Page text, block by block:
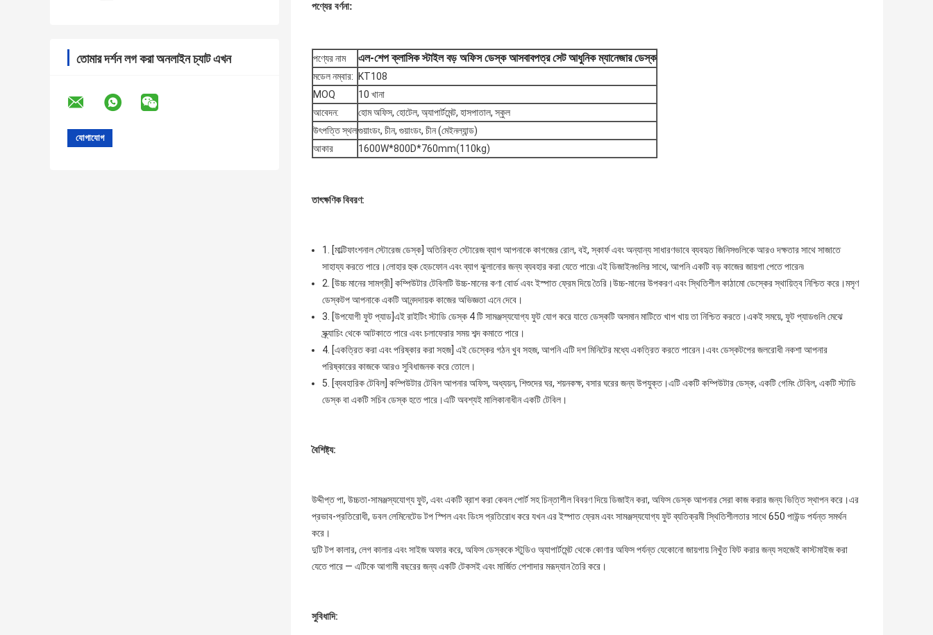
তোমার দর্শন লগ করা অনলাইন চ্যাট এখন
পণ্যের বর্ণনা:
পণ্যের নাম এল-শেপ ক্লাসিক স্টাইল বড় অফিস ডেস্ক আসবাবপত্র সেট আধুনিক ম্যানেজার ডেস্ক
মডেল নম্বার:
KT108
MOQ
10 খানা
আবেদন:
হোম অফিস, হোটেল, অ্যাপার্টমেন্ট, হাসপাতাল, স্কুল
উৎপত্তি স্থলগুয়াংডং, চীন, গুয়াংডং, চীন (মেইনল্যান্ড)
আকার
1600W*800D*760mm(110kg)
তাৎক্ষণিক বিবরণ:
1. [মাল্টিফাংশনাল স্টোরেজ ডেস্ক] অতিরিক্ত স্টোরেজ ব্যাগ আপনাকে কাগজের রোল, বই, স্কার্ফ এবং অন্যান্য সাধারণভাবে ব্যবহৃত জিনিসগুলিকে আরও দক্ষতার সাথে সাজাতে
সাহায্য করতে পারে।লোহার হুক হেডফোন এবং ব্যাগ ঝুলানোর জন্য ব্যবহার করা যেতে পারে৷ এই ডিজাইনগুলির সাথে, আপনি একটি বড় কাজের জায়গা পেতে পারেন৷
2. [উচ্চ মানের সামগ্রী] কম্পিউটার টেবিলটি উচ্চ-মানের কণা বোর্ড এবং ইস্পাত ফ্রেম দিয়ে তৈরি।উচ্চ-মানের উপকরণ এবং স্থিতিশীল কাঠামো ডেস্কের স্থায়িত্ব নিশ্চিত করে।মসৃণ
ডেস্কটপ আপনাকে একটি আনন্দদায়ক কাজের অভিজ্ঞতা এনে দেবে।
3. [উপযোগী ফুট প্যাড]এই রাইটিং স্টাডি ডেস্ক 4 টি সামঞ্জস্যযোগ্য ফুট যোগ করে যাতে ডেস্কটি অসমান মাটিতে খাপ খায় তা নিশ্চিত করতে।একই সময়ে, ফুট প্যাডগুলি মেঝে
স্ক্র্যাচিং থেকে আটকাতে পারে এবং চলাফেরার সময় শব্দ কমাতে পারে।
4. [একত্রিত করা এবং পরিষ্কার করা সহজ] এই ডেস্কের গঠন খুব সহজ, আপনি এটি দশ মিনিটের মধ্যে একত্রিত করতে পারেন।এবং ডেস্কটপের জলরোধী নকশা আপনার
পরিষ্কারের কাজকে আরও সুবিধাজনক করে তোলে।
5. [ব্যবহারিক টেবিল] কম্পিউটার টেবিল আপনার অফিস, অধ্যয়ন, শিশুদের ঘর, শয়নকক্ষ, বসার ঘরের জন্য উপযুক্ত।এটি একটি কম্পিউটার ডেস্ক, একটি গেমিং টেবিল, একটি স্টাডি
ডেস্ক বা একটি সচিব ডেস্ক হতে পারে।এটি অবশ্যই মালিকানাধীন একটি টেবিল।
বৈশিষ্ট্য:
উদ্দীপ্ত পা, উচ্চতা-সামঞ্জস্যযোগ্য ফুট, এবং একটি ব্রাশ করা কেবল পোর্ট সহ চিন্তাশীল বিবরণ দিয়ে ডিজাইন করা, অফিস ডেস্ক আপনার সেরা কাজ করার জন্য ভিত্তি স্থাপন করে।এর
প্রভাব-প্রতিরোধী, ডবল লেমিনেটেড টপ স্পিল এবং ডিংস প্রতিরোধ করে যখন এর ইস্পাত ফ্রেম এবং সামঞ্জস্যযোগ্য ফুট ব্যতিক্রমী স্থিতিশীলতার সাথে 650 পাউন্ড পর্যন্ত সমর্থন
করে।
দুটি টপ কালার, লেগ কালার এবং সাইজ অফার করে, অফিস ডেস্ককে স্টুডিও অ্যাপার্টমেন্ট থেকে কোণার অফিস পর্যন্ত যেকোনো জায়গায় নিখুঁত ফিট করার জন্য সহজেই কাস্টমাইজ করা
যেতে পারে — এটিকে আগামী বছরের জন্য একটি টেকসই এবং মার্জিত পেশাদার মরূদ্যান তৈরি করে।
সুবিধাদি: